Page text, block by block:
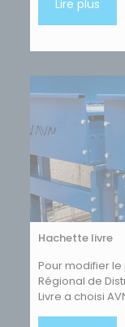
Lire plus
Hachette livre
Pour modifier
Régional de
Livre a choisi